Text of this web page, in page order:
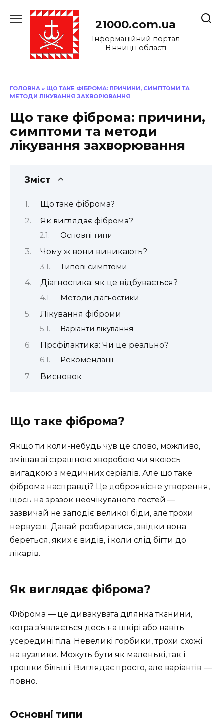
до
21000.com.ua
Інформаційний портал
Вінниці і області
ГОЛОВНА » ЩО ТАКЕ ФІБРОМА: ПРИЧИНИ, СИМПТОМИ ТА
МЕТОДИ ЛІКУВАННЯ ЗАХВОРЮВАННЯ
Що таке фіброма: причини,
симптоми та методи
лікування захворювання
Зміст
Що таке фіброма?
Як виглядає фіброма?
Основні типи
Чому ж вони виникають?
Типові симптоми
Діагностика: як це відбувається?
Методи діагностики
Лікування фіброми
Варіанти лікування
Профілактика: Чи це реально?
Рекомендації
Висновок
Що таке фіброма?
Якщо ти коли-небудь чув це слово, можливо,
змішав зі страшною хворобою чи якоюсь
вигадкою з медичних серіалів. Але що таке
фіброма насправді? Це доброякісне утворення,
щось на зразок неочікуваного гостей —
зазвичай не заподіє великої біди, але трохи
нервуєш. Давай розбиратися, звідки вона
береться, яких є видів, і коли слід бігти до
лікарів.
Як виглядає фіброма?
Фіброма — це дивакувата ділянка тканини,
котра з’являється десь на шкірі або навіть
усередині тіла. Невеликі горбики, трохи схожі
на вузлики. Можуть бути як маленькі, так і
трошки більші. Виглядає просто, але варіантів —
повно.
Основні типи